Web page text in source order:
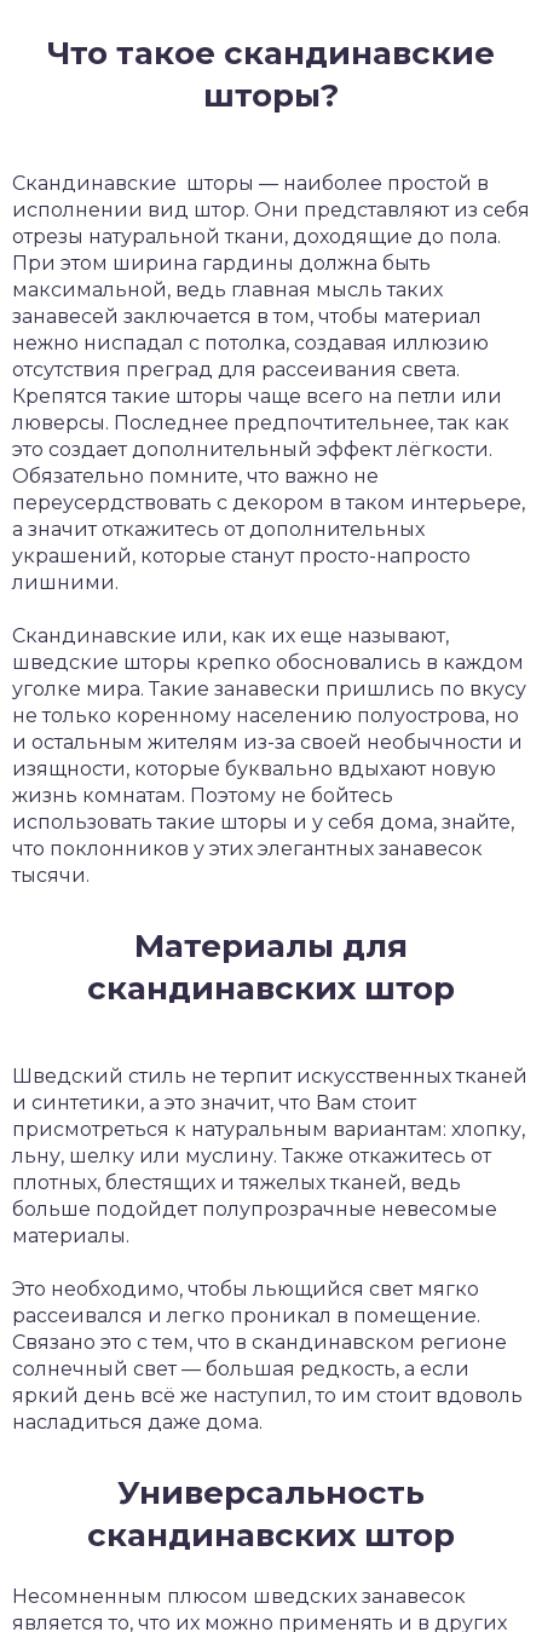
Что такое скандинавские
шторы?
Скандинавские шторы — наиболее простой в
исполнении вид штор. Они представляют из себя
отрезы натуральной ткани, доходящие до пола.
При этом ширина гардины должна быть
максимальной, ведь главная мысль таких
занавесей заключается в том, чтобы материал
нежно ниспадал с потолка, создавая иллюзию
отсутствия преград для рассеивания света.
Крепятся такие шторы чаще всего на петли или
люверсы. Последнее предпочтительнее, так как
это создает дополнительный эффект лёгкости.
Обязательно помните, что важно не
переусердствовать с декором в таком интерьере,
а значит откажитесь от дополнительных
украшений, которые станут просто-напросто
лишними.
Скандинавские или, как их еще называют,
шведские шторы крепко обосновались в каждом
уголке мира. Такие занавески пришлись по вкусу
не только коренному населению полуострова, но
и остальным жителям из-за своей необычности и
изящности, которые буквально вдыхают новую
жизнь комнатам. Поэтому не бойтесь
использовать такие шторы и у себя дома, знайте,
что поклонников у этих элегантных занавесок
тысячи.
Материалы для
скандинавских штор
Шведский стиль не терпит искусственных тканей
и синтетики, а это значит, что Вам стоит
присмотреться к натуральным вариантам: хлопку,
льну, шелку или муслину. Также откажитесь от
плотных, блестящих и тяжелых тканей, ведь
больше подойдет полупрозрачные невесомые
материалы.
Это необходимо, чтобы льющийся свет мягко
рассеивался и легко проникал в помещение.
Связано это с тем, что в скандинавском регионе
солнечный свет — большая редкость, а если
яркий день всё же наступил, то им стоит вдоволь
насладиться даже дома.
Универсальность
скандинавских штор
Несомненным плюсом шведских занавесок
является то, что их можно применять и в других